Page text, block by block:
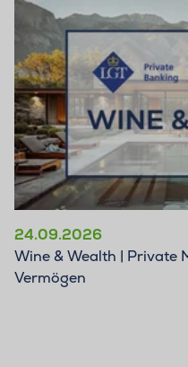
24.09.2026
Wine & Wealth | Private
Vermögen